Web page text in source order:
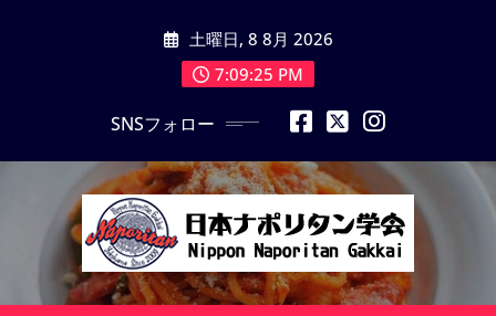
に
土曜日, 8 8月 2026
7:09:26 PM
SNSフォロー